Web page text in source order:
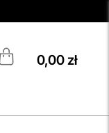
0,00 zł